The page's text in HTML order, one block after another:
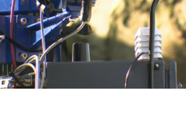
protection?